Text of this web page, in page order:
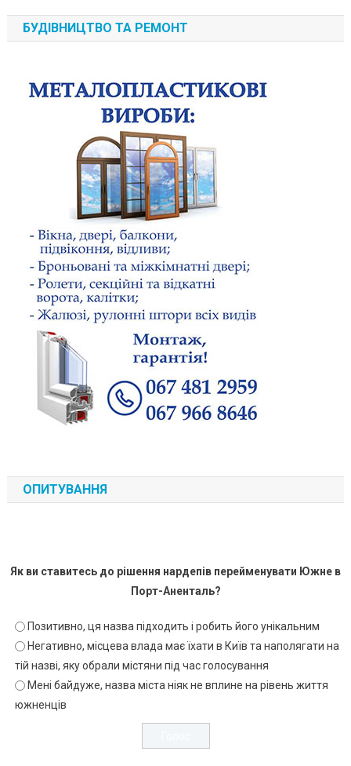
БУДІВНИЦТВО ТА РЕМОНТ
ОПИТУВАННЯ
Як ви ставитесь до рішення нардепів перейменувати Южне в
Порт-Аненталь?
Позитивно, ця назва підходить і робить його унікальним
Негативно, місцева влада має їхати в Київ та наполягати на
тій назві, яку обрали містяни під час голосування
Мені байдуже, назва міста ніяк не вплине на рівень життя
южненців